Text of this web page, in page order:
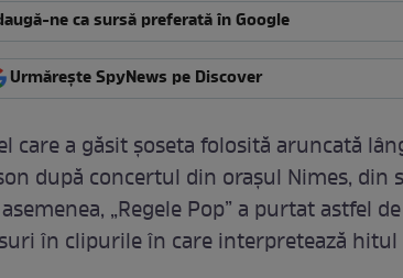
ne ca sursă preferată în Google
Urmărește SpyNews pe Discover
care a găsit șoseta folosită aruncată
după concertul din orașul Nimes, din
„Regele Pop” a purtat astfel
în clipurile în care interpretează hitul